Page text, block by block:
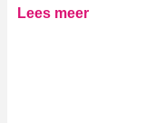
Lees meer